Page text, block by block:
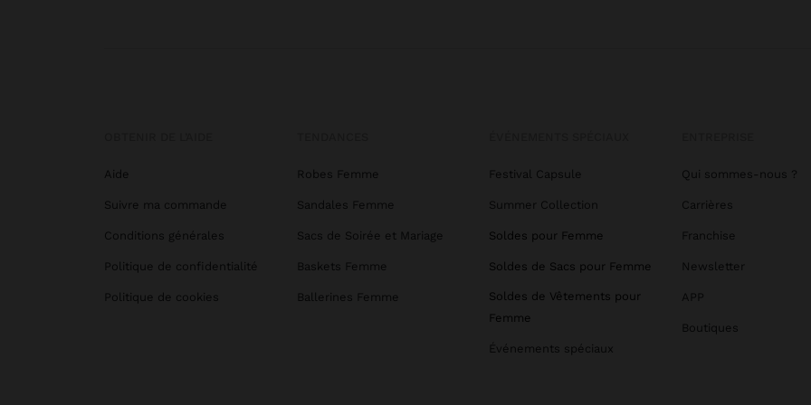
Aide
Suivre ma commande
Conditions générales
Politique de confidentialité
Politique de cookies
Robes Femme
Sandales Femme
Sacs de Soirée et Mariage
Baskets Femme
Ballerines Femme
Festival Capsule
Summer Collection
Soldes pour Femme
Soldes de Sacs pour Femme
Soldes de Vêtements pour
Femme
Événements spéciaux
Qui sommes-nous ?
Carrières
Franchise
Newsletter
APP
Boutiques